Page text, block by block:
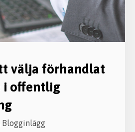
välja förhandlat
i offentlig
Blogginlägg